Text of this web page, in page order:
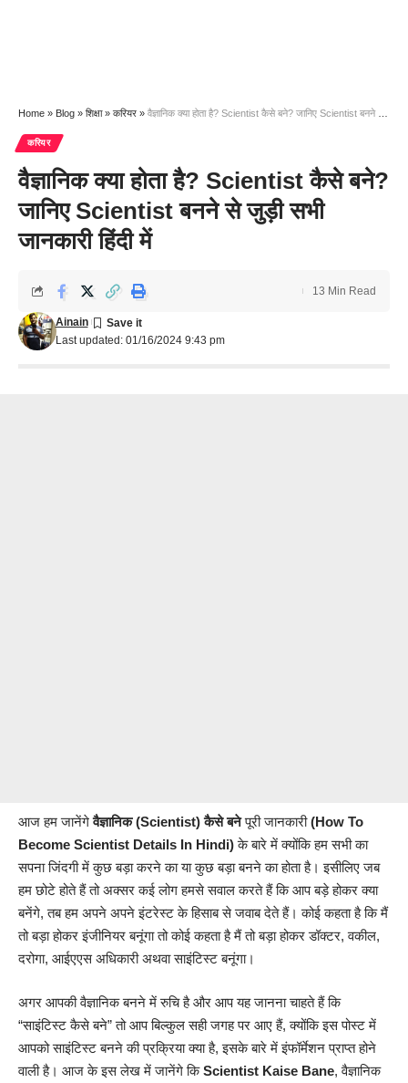
Home » Blog » शिक्षा» करियर » वैज्ञानिक क्या होता है? Scientist कैसे बने? जानिए Scientist बनने से जुड़ी सभी जानकारी हिंदी में
करियर
वैज्ञानिक क्या होता है? Scientist कैसे बने?
जानिए Scientist बनने से जुड़ी सभी
जानकारी हिंदी में
Last updated: 01/16/2024 9:43 pm
Ainain
13 Min Read
आज हम जानेंगेवैज्ञानिक (Scientist) कैसे बनेपूरी जानकारी(How To
Become Scientist Details In Hindi)के बारे में क्योंकि हम सभी का
सपना जिंदगी में कुछ बड़ा करने का या कुछ बड़ा बनने का होता है। इसीलिए जब
हम छोटे होते हैं तो अक्सर कई लोग हमसे सवाल करते हैं कि आप बड़े होकर क्या
बनेंगे, तब हम अपने अपने इंटरेस्ट के हिसाब से जवाब देते हैं। कोई कहता है कि मैं
तो बड़ा होकर इंजीनियर बनूंगा तो कोई कहता है मैं तो बड़ा होकर डॉक्टर, वकील,
दरोगा, आईएएस अधिकारी अथवा साइंटिस्ट बनूंगा।
अगर आपकी वैज्ञानिक बनने में रुचि है और आप यह जानना चाहते हैं कि
“साइंटिस्ट कैसे बने” तो आप बिल्कुल सही जगह पर आए हैं, क्योंकि इस पोस्ट में
आपको साइंटिस्ट बनने की प्रक्रिया क्या है, इसके बारे में इंफॉर्मेशन प्राप्त होने
वाली है। आज के इस लेख में जानेंगे किScientist Kaise Bane, वैज्ञानिक